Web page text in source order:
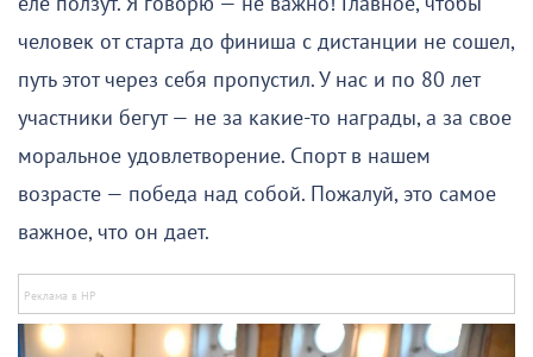
человек от старта до финиша с дистанции не сошел,
путь этот через себя пропустил. У нас и по 80 лет
участники бегут — не за какие-то награды, а за свое
моральное удовлетворение. Спорт в нашем
возрасте — победа над собой. Пожалуй, это самое
важное, что он дает.